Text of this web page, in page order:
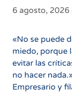
6 agosto, 2026
«No se puede
miedo, porque
evitar las
no hacer
Empresario y